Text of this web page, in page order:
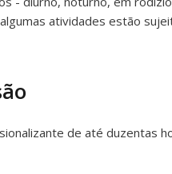
atividades estão
de até duzentas